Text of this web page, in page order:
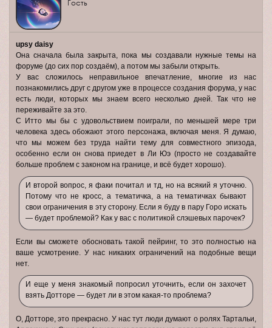
Гость
upsy daisy
Она сначала была закрыта, пока мы создавали нужные темы на
форуме (до сих пор создаём), а потом мы забыли открыть.
У вас сложилось неправильное впечатление, многие из нас
познакомились друг с другом уже в процессе создания форума, у нас
есть люди, которых мы знаем всего несколько дней. Так что не
переживайте за это.
С Итто мы бы с удовольствием поиграли, по меньшей мере три
человека здесь обожают этого персонажа, включая меня. Я думаю,
что мы можем без труда найти тему для совместного эпизода,
особенно если он снова приедет в Ли Юэ (просто не создавайте
больше проблем с законом на границе, и всё будет хорошо).
И второй вопрос, я факи почитал и тд, но на всякий я уточню.
Потому что не кросс, а тематичка, а на тематичках бывают
свои ограничения в эту сторону. Если я буду в пару Горо искать
— будет проблемой? Как у вас с политикой слэшевых парочек?
Если вы сможете обосновать такой пейринг, то это полностью на
ваше усмотрение. У нас никаких ограничений на подобные вещи
нет.
И еще у меня знакомый попросил уточнить, если он захочет
взять Дотторе — будет ли в этом какая-то проблема?
О, Дотторе, это прекрасно. У нас тут люди думают о ролях Тартальи,